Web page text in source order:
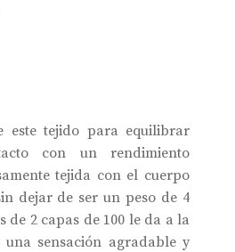
este tejido para equilibrar
con un rendimiento
tejida con el cuerpo
dejar de ser un peso de 4
de 2 capas de 100 le da a la
sensación agradable y